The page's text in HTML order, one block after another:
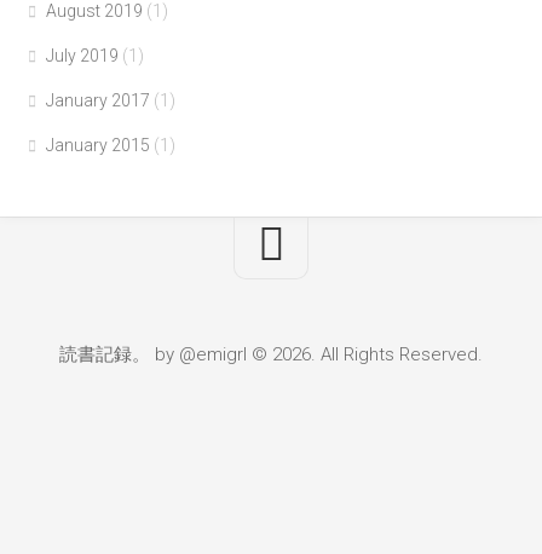
August 2019 (1)
July 2019 (1)
January 2017 (1)
January 2015 (1)
読書記録。 by @emigrl © 2026. All Rights Reserved.